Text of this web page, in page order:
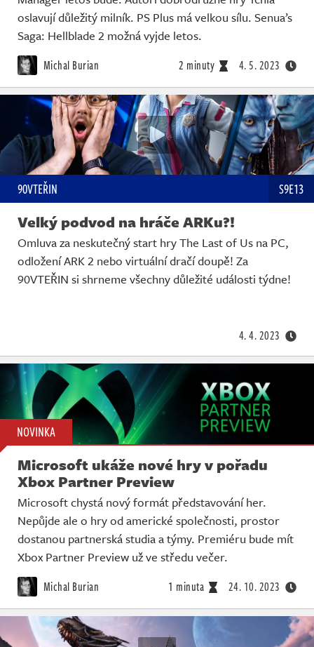
oslavují důležitý milník. PS Plus má velkou sílu. Senua’s
Saga: Hellblade 2 možná vyjde letos.
Michal Burian 2 minuty 4. 5. 2023
90VTEŘIN S9E13
Velký podvod na hráče ARKu?!
Omluva za neskutečný start hry The Last of Us na PC,
odložení ARK 2 nebo virtuální dračí doupě! Za
90VTEŘIN si shrneme všechny důležité události týdne!
4. 4. 2023
NOVINKA
Microsoft ukáže nové hry v pořadu
Xbox Partner Preview
Microsoft chystá nový formát představování her.
Nepůjde ale o hry od americké společnosti, prostor
dostanou partnerská studia a týmy. Premiéru bude mít
Xbox Partner Preview už ve středu večer.
Michal Burian 1 minuta 24. 10. 2023